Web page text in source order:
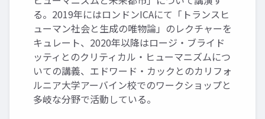
る。2019年にはロンドンICAにて「トランスヒ
ューマン社会と生成の唯物論」のレクチャーを
キュレート、2020年以降はロージ・ブライド
ッティとのクリティカル・ヒューマニズムにつ
いての講義、エドワード・カックとのカリフォ
ルニア大学アーバイン校でのワークショップと
多岐な分野で活動している。